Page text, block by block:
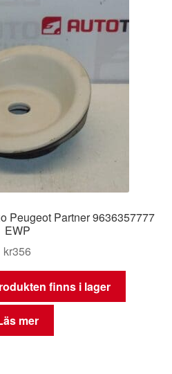
Peugeot Partner 9636357777
EWP
kr356
finns i lager
mer